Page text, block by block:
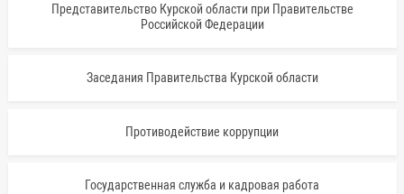
Представительство Курской области при Правительстве
Российской Федерации
Заседания Правительства Курской области
Противодействие коррупции
Государственная служба и кадровая работа